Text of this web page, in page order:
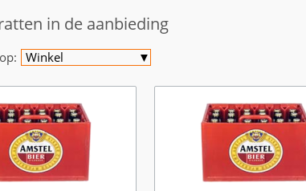
in de aanbieding
Winkel ▼